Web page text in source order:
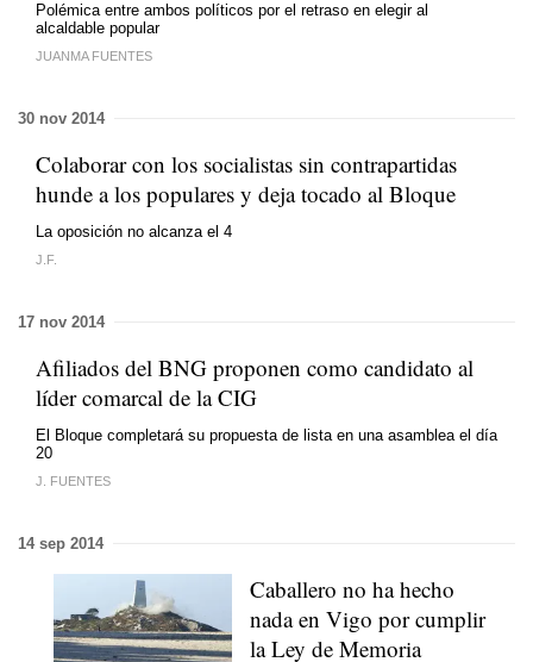
Polémica entre ambos políticos por el retraso en elegir al
alcaldable popular
JUANMA FUENTES
30 nov 2014
Colaborar con los socialistas sin contrapartidas
hunde a los populares y deja tocado al Bloque
La oposición no alcanza el 4
J.F.
17 nov 2014
Afiliados del BNG proponen como candidato al
líder comarcal de la CIG
El Bloque completará su propuesta de lista en una asamblea el día
20
J. FUENTES
14 sep 2014
Caballero no ha hecho
nada en Vigo por cumplir
la Ley de Memoria